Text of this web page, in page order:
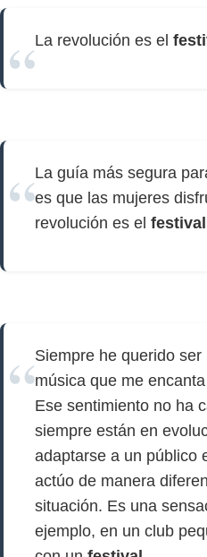
La revolución es el
La guía más segura
es que las mujeres
revolución es el festival
Siempre he querido
música que me
Ese sentimiento no ha
siempre están en
adaptarse a un público
actúo de manera
situación. Es una
ejemplo, en un club